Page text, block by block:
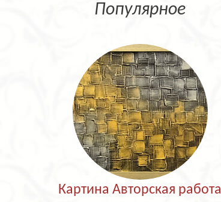
Популярное
Картина Авторская работа